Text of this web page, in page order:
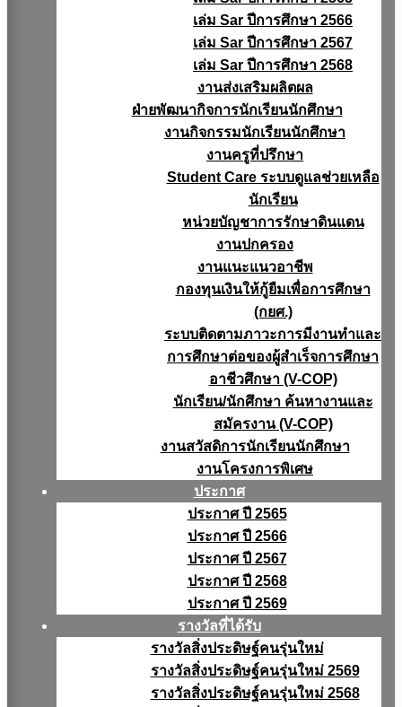
เล่ม Sar ปีการศึกษา 2566
เล่ม Sar ปีการศึกษา 2567
เล่ม Sar ปีการศึกษา 2568
งานส่งเสริมผลิตผล
ฝ่ายพัฒนากิจการนักเรียนนักศึกษา
งานกิจกรรมนักเรียนนักศึกษา
งานครูที่ปรึกษา
Student Care ระบบดูแลช่วยเหลือ
นักเรียน
หน่วยบัญชาการรักษาดินแดน
งานปกครอง
งานแนะแนวอาชีพ
กองทุนเงินให้กู้ยืมเพื่อการศึกษา
(กยศ.)
ระบบติดตามภาวะการมีงานทำและ
การศึกษาต่อของผู้สำเร็จการศึกษา
อาชีวศึกษา (V-COP)
นักเรียน/นักศึกษา ค้นหางานและ
สมัครงาน (V-COP)
งานสวัสดิการนักเรียนนักศึกษา
งานโครงการพิเศษ
ประกาศ
ประกาศ ปี 2565
ประกาศ ปี 2566
ประกาศ ปี 2567
ประกาศ ปี 2568
ประกาศ ปี 2569
รางวัลที่ได้รับ
รางวัลสิ่งประดิษฐ์คนรุ่นใหม่
รางวัลสิ่งประดิษฐ์คนรุ่นใหม่ 2569
รางวัลสิ่งประดิษฐ์คนรุ่นใหม่ 2568